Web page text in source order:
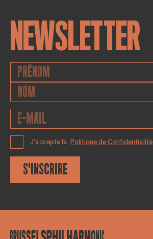
NEWSLETTER
J'accepte la Politique de Confidentialité
S'INSCRIRE